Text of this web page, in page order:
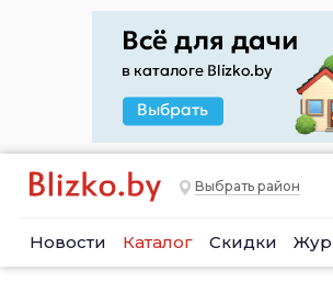
Выбрать район
Новости Каталог Скидки